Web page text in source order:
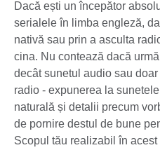
Dacă ești un începător
serialele în limba engleză,
nativă sau prin a asculta
cina. Nu contează dacă
decât sunetul audio sau
radio - expunerea la
naturală și detalii precum
de pornire destul de bune
Scopul tău realizabil în